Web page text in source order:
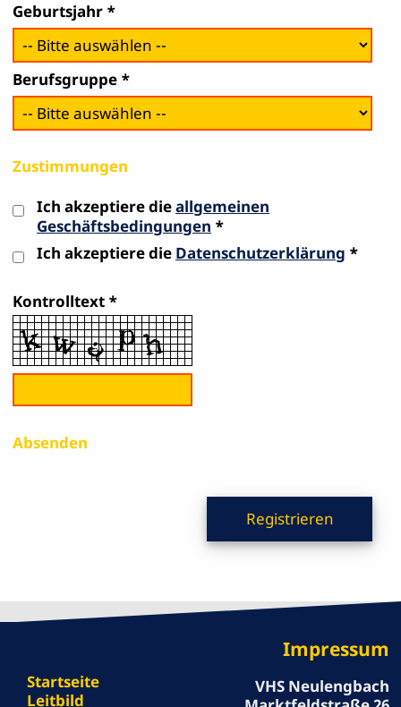
Geburtsjahr
Berufsgruppe
Zustimmungen
Ich akzeptiere dieallgemeinen
Geschäftsbedingungen
Ich akzeptiere die Datenschutzerklärung
Kontrolltext
Absenden
Startseite
Leitbild
Impressum
VHS Neulengbach